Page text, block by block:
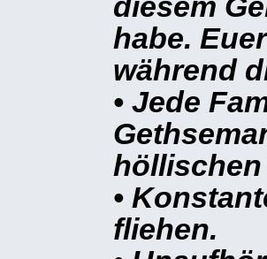
diesem
habe.
während
• Jede
höllischen
•
fliehen.